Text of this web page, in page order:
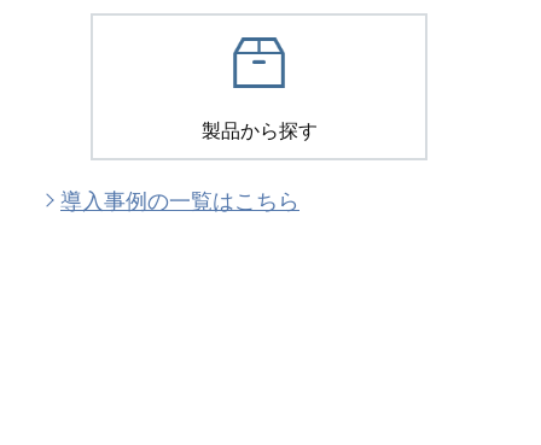
製品から探す
導入事例の一覧はこちら